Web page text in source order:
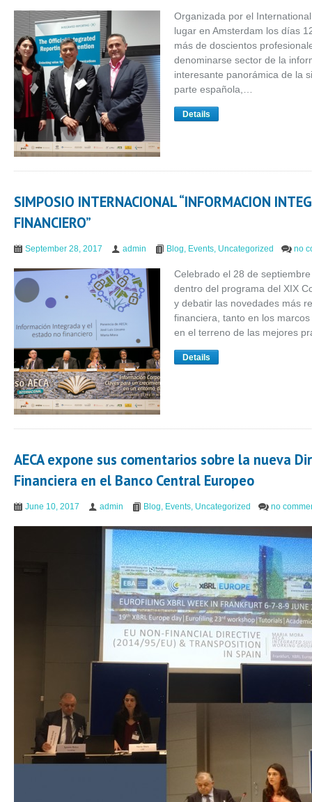
Organizada por el
lugar en Amsterdam los días
más de doscientos
denominarse sector de la
interesante panorámica de la
parte española,…
Details
SIMPOSIO INTERNACIONAL “INFORMACION
FINANCIERO”
September 28, 2017 admin Blog, Events, Uncategorized no
Celebrado el 28 de
dentro del programa del XIX
y debatir las novedades más
financiera, tanto en los
en el terreno de las mejores
Details
AECA expone sus comentarios sobre la nueva
Financiera en el Banco Central Europeo
June 10, 2017 admin Blog, Events, Uncategorized no